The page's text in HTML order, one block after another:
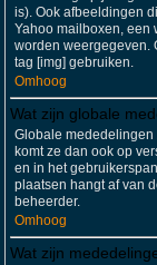
is). Ook afbeeldingen
Yahoo mailboxen, een
worden weergegeven.
tag [img] gebruiken.
Omhoog
Wat zijn globale
Globale
komt ze dan ook op
en in het
plaatsen hangt af van
beheerder.
Omhoog
Wat zijn